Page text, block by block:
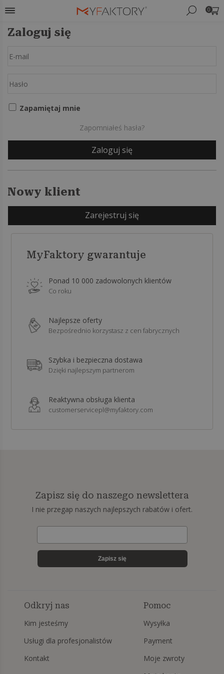
0
Zaloguj się
Zapamiętaj mnie
Zapomniałeś hasła?
Nowy klient
Zarejestruj się
MyFaktory gwarantuje
Ponad 10 000 zadowolonych klientów
Co roku
Najlepsze oferty
Bezpośrednio korzystasz z cen fabrycznych
Szybka i bezpieczna dostawa
Dzięki najlepszym partnerom
Reaktywna obsługa klienta
customerservicepl@myfaktory.com
Zapisz się do naszego newslettera
I nie przegap naszych najlepszych rabatów i ofert.
Zapisz się
Odkryj nas
Kim jesteśmy
Usługi dla profesjonalistów
Kontakt
Pomoc
Wysyłka
Payment
Moje zwroty